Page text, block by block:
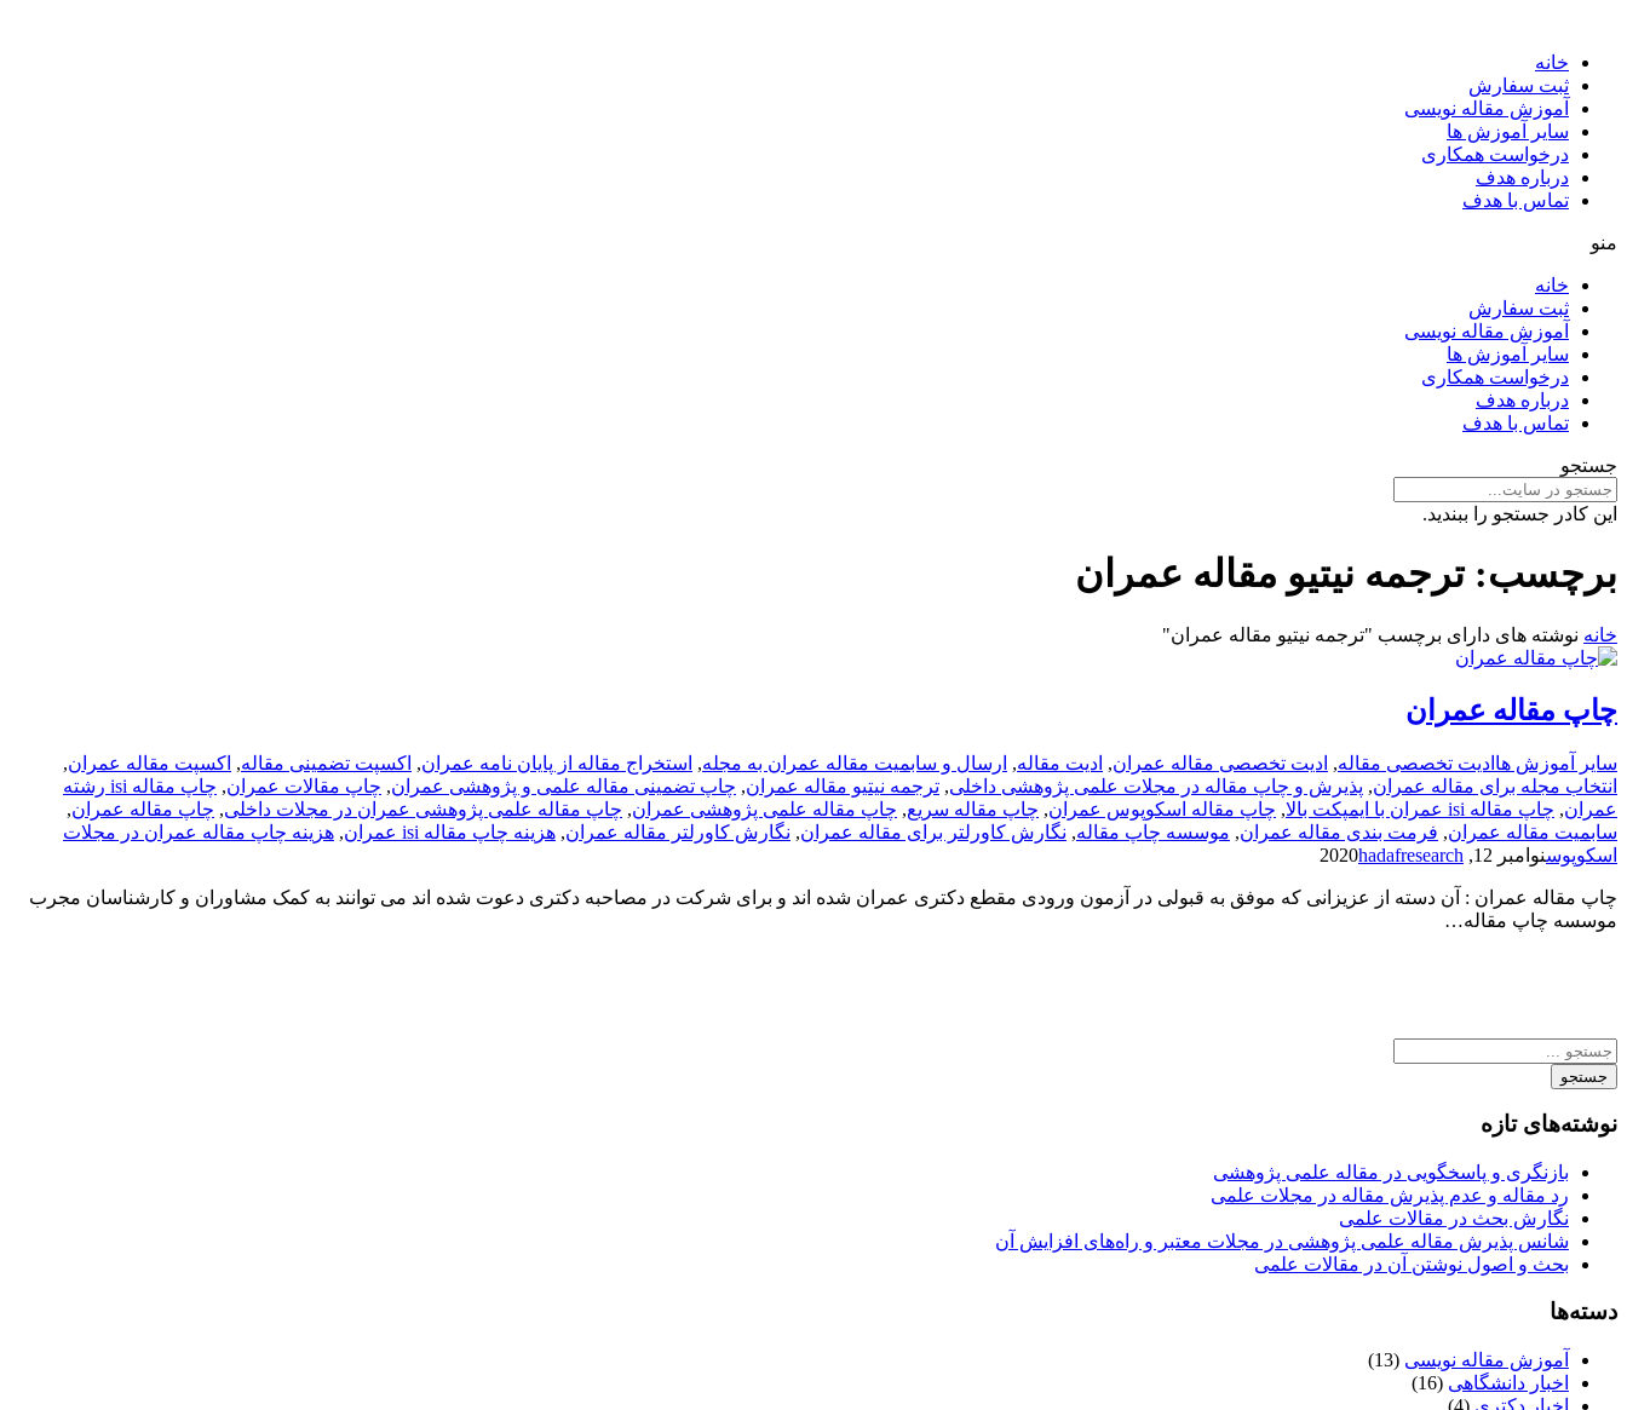
خانه
ثبت سفارش
آموزش مقاله نویسی
سایر آموزش ها
درخواست همکاری
درباره هدف
تماس با هدف
منو
خانه
ثبت سفارش
آموزش مقاله نویسی
سایر آموزش ها
درخواست همکاری
درباره هدف
تماس با هدف
جستجو
این کادر جستجو را ببندید.
برچسب:ترجمه نیتیو مقاله عمران
خانه نوشته های دارای برچسب "ترجمه نیتیو مقاله عمران"
چاپ مقاله عمران
سایر آموزش ها ادیت تخصصی مقاله, ادیت تخصصی مقاله عمران, ادیت مقاله, ارسال و سابمیت مقاله عمران به مجله, استخراج مقاله از پایان نامه عمران, اکسپت تضمینی مقاله, اکسپت مقاله عمران,
انتخاب مجله برای مقاله عمران, پذیرش و چاپ مقاله در مجلات علمی پژوهشی داخلی, ترجمه نیتیو مقاله عمران, چاپ تضمینی مقاله علمی و پژوهشی عمران, چاپ مقالات عمران,
چاپ مقاله isi رشته
عمران, چاپ مقاله isi عمران با ایمپکت بالا , چاپ مقاله اسکوپوس عمران, چاپ مقاله سریع, چاپ مقاله علمی پژوهشی عمران, چاپ مقاله علمی پژوهشی عمران در مجلات داخلی, چاپ مقاله عمران,
سابمیت مقاله عمران, فرمت­ بندی مقاله عمران, موسسه چاپ مقاله, نگارش کاورلتر برای مقاله عمران, نگارش کاورلتر مقاله عمران, هزینه چاپ مقاله isi عمران , هزینه چاپ مقاله عمران در مجلات
اسکوپوسنوامبر 12, 2020 hadafresearch
چاپ مقاله عمران : آن دسته از عزیزانی که موفق به قبولی در آزمون ورودی مقطع دکتری عمران شده اند و برای شرکت در مصاحبه دکتری دعوت شده اند می توانند به کمک مشاوران و کارشناسان مجرب
موسسه چاپ مقاله…
جستجو
نوشته‌های تازه
بازنگری و پاسخگویی در مقاله علمی پژوهشی
رد مقاله و عدم پذیرش مقاله در مجلات علمی
نگارش بحث در مقالات علمی
شانس پذیرش مقاله علمی پژوهشی در مجلات معتبر و راه‌های افزایش آن
بحث و اصول نوشتن آن در مقالات علمی
دسته‌ها
آموزش مقاله نویسی (13)
اخبار دانشگاهی (16)
اخبار دکتری (4)